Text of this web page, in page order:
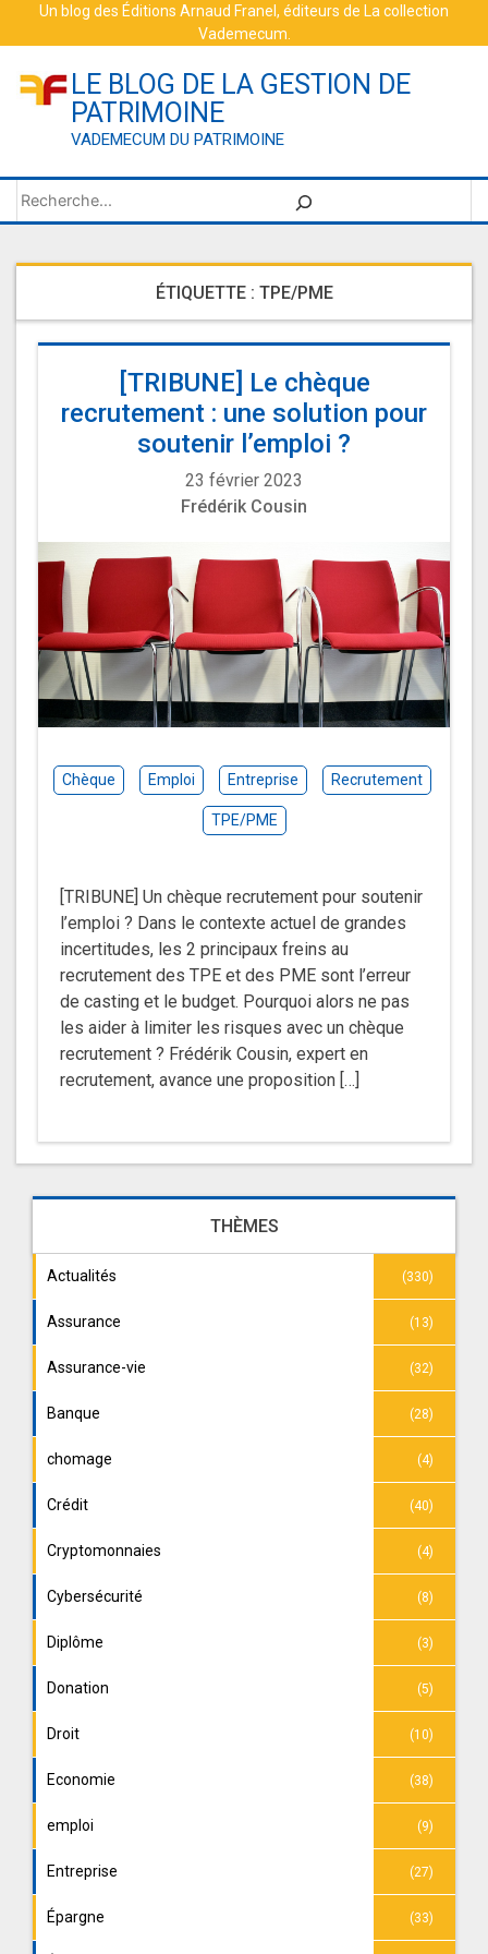
Un blog des Éditions Arnaud Franel , éditeurs de La collection
Vademecum
LE BLOG DE LA GESTION DE
PATRIMOINE
VADEMECUM DU PATRIMOINE
Rechercher
ÉTIQUETTE : TPE/PME
[TRIBUNE] Le chèque
recrutement : une solution pour
soutenir l’emploi ?
23 février 2023
Frédérik Cousin
Chèque Emploi Entreprise Recrutement
TPE/PME
[TRIBUNE] Un chèque recrutement pour soutenir
l’emploi ? Dans le contexte actuel de grandes
incertitudes, les 2 principaux freins au
recrutement des TPE et des PME sont l’erreur
de casting et le budget. Pourquoi alors ne pas
les aider à limiter les risques avec un chèque
recrutement ? Frédérik Cousin, expert en
recrutement, avance une proposition […]
THÈMES
Actualités (330)
Assurance (13)
Assurance-vie (32)
Banque (28)
chomage (4)
Crédit (40)
Cryptomonnaies (4)
Cybersécurité (8)
Diplôme (3)
Donation (5)
Droit (10)
Economie (38)
emploi (9)
Entreprise (27)
Épargne (33)